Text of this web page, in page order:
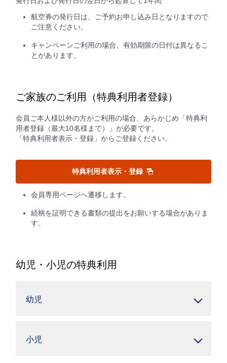
航空券の発行日は、ご予約お申し込み日となりますので
ご注意ください。
キャンペーンご利用の場合、有効期限の日付は異なるこ
とがあります。
ご家族のご利用（特典利用者登録）
会員ご本人様以外の方がご利用の場合、あらかじめ「特典利
用者登録（最大10名様まで）」が必要です。
「特典利用者表示・登録」からご登録ください。
特典利用者表示・登録
会員専用ページへ遷移します。
続柄を証明できる書類の提出をお願いする場合がありま
す。
幼児・小児の特典利用
幼児
小児